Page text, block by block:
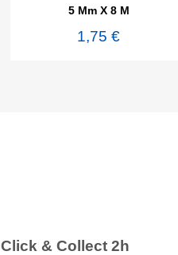
5 Mm X 8 M
1,75 €
Click & Collect 2h